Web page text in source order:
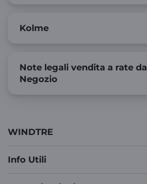
Kolme
Note legali vendita a rate da
Negozio
WINDTRE
Info Utili